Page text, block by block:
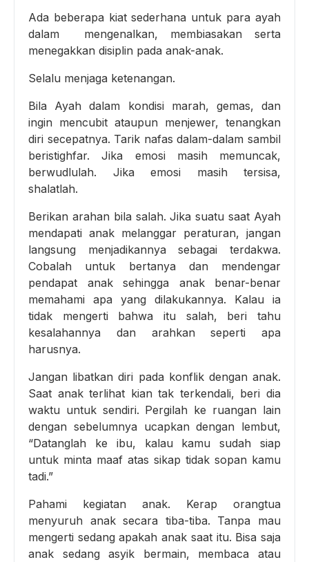
Ada beberapa kiat sederhana untuk para ayah
dalam mengenalkan, membiasakan serta
menegakkan disiplin pada anak-anak.
Selalu menjaga ketenangan.
Bila Ayah dalam kondisi marah, gemas, dan
ingin mencubit ataupun menjewer, tenangkan
diri secepatnya. Tarik nafas dalam-dalam sambil
beristighfar. Jika emosi masih memuncak,
berwudlulah. Jika emosi masih tersisa,
shalatlah.
Berikan arahan bila salah. Jika suatu saat Ayah
mendapati anak melanggar peraturan, jangan
langsung menjadikannya sebagai terdakwa.
Cobalah untuk bertanya dan mendengar
pendapat anak sehingga anak benar-benar
memahami apa yang dilakukannya. Kalau ia
tidak mengerti bahwa itu salah, beri tahu
kesalahannya dan arahkan seperti apa
harusnya.
Jangan libatkan diri pada konflik dengan anak.
Saat anak terlihat kian tak terkendali, beri dia
waktu untuk sendiri. Pergilah ke ruangan lain
dengan sebelumnya ucapkan dengan lembut,
“Datanglah ke ibu, kalau kamu sudah siap
untuk minta maaf atas sikap tidak sopan kamu
tadi.”
Pahami kegiatan anak. Kerap orangtua
menyuruh anak secara tiba-tiba. Tanpa mau
mengerti sedang apakah anak saat itu. Bisa saja
anak sedang asyik bermain, membaca atau